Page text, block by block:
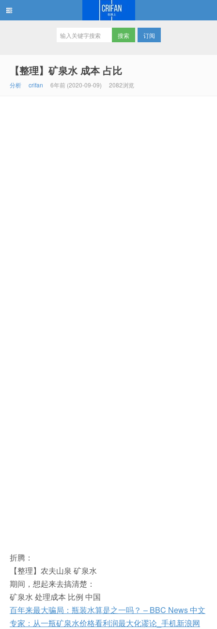
订阅
【整理】矿泉水 成本 占比
分析 crifan 6年前 (2020-09-09) 2082浏览
折腾：
【整理】农夫山泉 矿泉水
期间，想起来去搞清楚：
矿泉水 处理成本 比例 中国
百年来最大骗局：瓶装水算是之一吗？ – BBC News 中文
专家：从一瓶矿泉水价格看利润最大化谬论_手机新浪网